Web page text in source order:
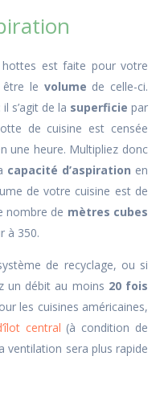
est faite pour votre
le volume de celle-ci.
s’agit de la superficie par
de cuisine est censée
une heure. Multipliez donc
capacité d’aspiration en
de votre cuisine est de
nombre de mètres cubes
à 350.
de recyclage, ou si
un débit au moins 20 fois
les cuisines américaines,
central (à condition de
ventilation sera plus rapide